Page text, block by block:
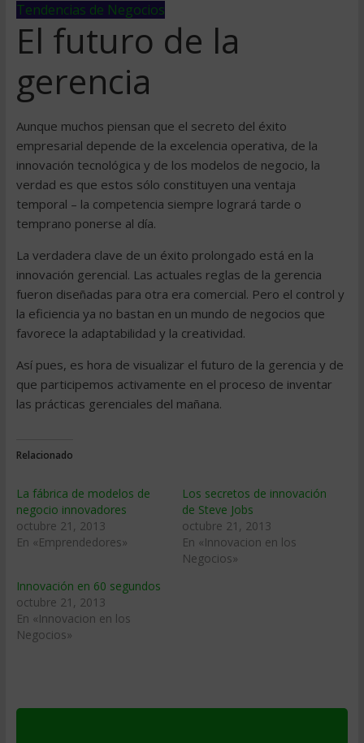
Tendencias de Negocios
El futuro de la
gerencia
Aunque muchos piensan que el secreto del éxito
empresarial depende de la excelencia operativa, de la
innovación tecnológica y de los modelos de negocio, la
verdad es que estos sólo constituyen una ventaja
temporal – la competencia siempre logrará tarde o
temprano ponerse al día.
La verdadera clave de un éxito prolongado está en la
innovación gerencial. Las actuales reglas de la gerencia
fueron diseñadas para otra era comercial. Pero el control y
la eficiencia ya no bastan en un mundo de negocios que
favorece la adaptabilidad y la creatividad.
Así pues, es hora de visualizar el futuro de la gerencia y de
que participemos activamente en el proceso de inventar
las prácticas gerenciales del mañana.
Relacionado
La fábrica de modelos de
negocio innovadores
octubre 21, 2013
En «Emprendedores»
Los secretos de innovación
de Steve Jobs
octubre 21, 2013
En «Innovacion en los
Negocios»
Innovación en 60 segundos
octubre 21, 2013
En «Innovacion en los
Negocios»